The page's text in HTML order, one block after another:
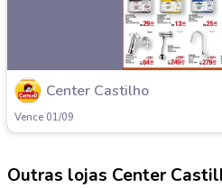
Center Castilho
Vence 01/09
Outras lojas Center